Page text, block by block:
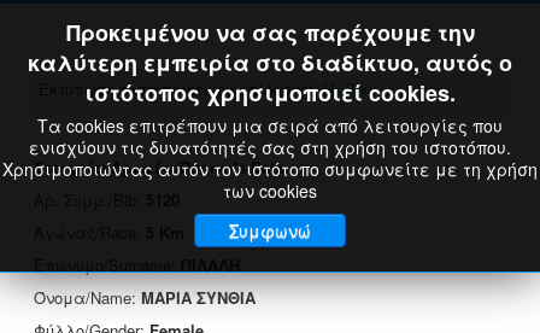
Εκτύπωση πιστοποιητικού επίδοσης: Print
Στοιχεία Δρομέα/Runner's Data
Όνομα/Name:ΜΑΡΙΑ ΣΥΝΘΙΑ
Προκειμένου να σας παρέχουμε την
καλύτερη εμπειρία στο διαδίκτυο, αυτός ο
ιστότοπος χρησιμοποιεί cookies.
Τα cookies επιτρέπουν μια σειρά από λειτουργίες που
ενισχύουν τις δυνατότητές σας στη χρήση του ιστοτόπου.
Χρησιμοποιώντας αυτόν τον ιστότοπο συμφωνείτε με τη χρήση
των cookies
Συμφωνώ